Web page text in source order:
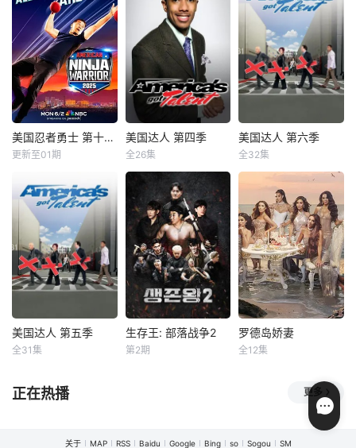
暂无剧情简介
美国忍者勇士 第十八季
Are you ready
for another obstac
le course? Americ
an Ninja Warrior h
as been renewed
for another sea
美国忍者勇士 第十八季
更新至01期
美国达人 第四季
皮尔斯·摩根
The fourth se
ason of America's
Got Talent, an Am
erican television r
eality show talent
competit
美国达人 第四季
全26集
美国达人 第六季
你的生活中，
有私底下引以为
豪，却不敢拿出来
显的绝活吗？NBC
从今年6月21日起
开始播出一部选秀
节目——America’s
Got Talent，将给
全美国的才艺达人
秀出自己的机会，
任何有一技之长，
美国达人 第六季
全32集
美国达人 第五季
The fifth seas
美国达人 第五季
全31集
生存王: 部落战争2
生存王: 部落战争2
第2期
罗德岛娇妻
以海洋之州的
海岸为背景，展现
了罗德岛人紧密联
系的圈子。他们有
罗德岛娇妻
全12集
正在热播 更多
关于 MAP RSS Baidu Google Bing so Sogou SM